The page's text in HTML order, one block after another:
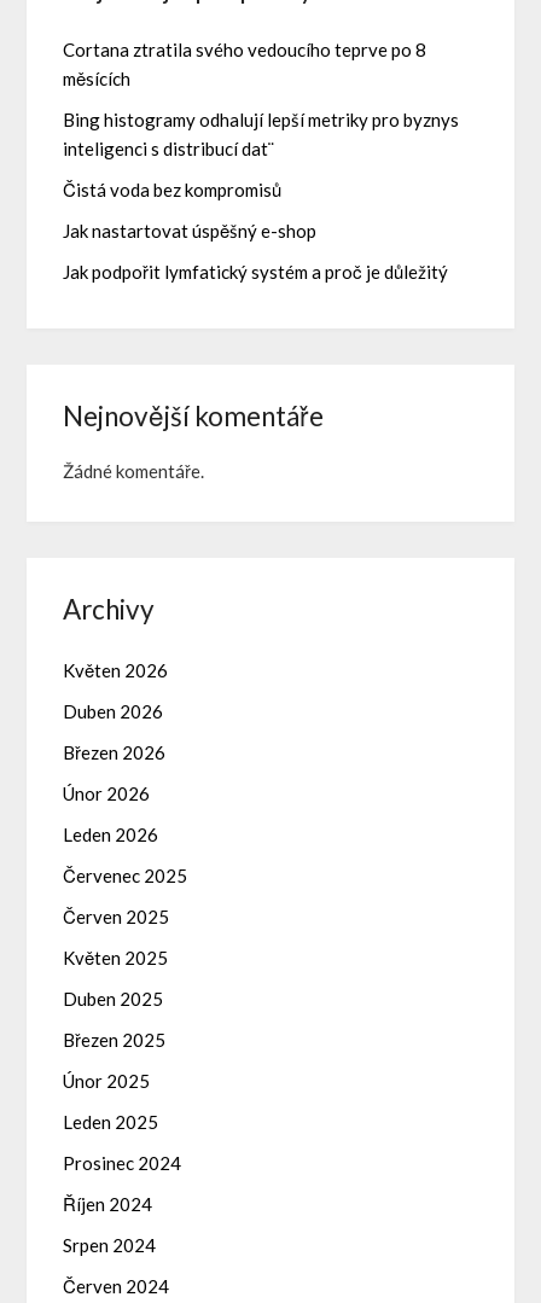
Cortana ztratila svého vedoucího teprve po 8
měsících
Bing histogramy odhalují lepší metriky pro byznys
inteligenci s distribucí dat¨
Čistá voda bez kompromisů
Jak nastartovat úspěšný e-shop
Jak podpořit lymfatický systém a proč je důležitý
Nejnovější komentáře
Žádné komentáře.
Archivy
Květen 2026
Duben 2026
Březen 2026
Únor 2026
Leden 2026
Červenec 2025
Červen 2025
Květen 2025
Duben 2025
Březen 2025
Únor 2025
Leden 2025
Prosinec 2024
Říjen 2024
Srpen 2024
Červen 2024